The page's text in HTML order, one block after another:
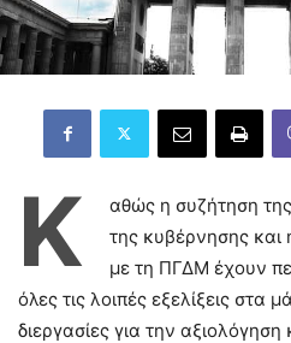
Κ
αθώς η συζήτηση
της κυβέρνησης
με τη ΠΓΔΜ έχουν
όλες τις λοιπές εξελίξεις στα
διεργασίες για την αξιολόγηση